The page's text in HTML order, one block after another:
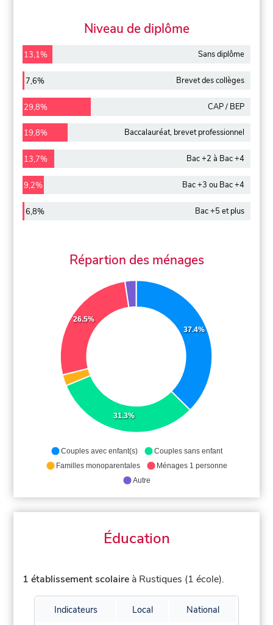
Niveau de diplôme
13,1% Sans diplôme
7,6% Brevet des collèges
29,8% CAP / BEP
19,8% Baccalauréat, brevet professionnel
13,7% Bac +2 à Bac +4
9,2% Bac +3 ou Bac +4
6,8% Bac +5 et plus
Répartion des ménages
37.4%
31.3%
26.5%
Couples avec enfant(s)
Couples sans enfant
Familles monoparentales
Ménages 1 personne
Autre
Éducation
1 établissement scolaire à Rustiques (1 école).
Indicateurs Local National